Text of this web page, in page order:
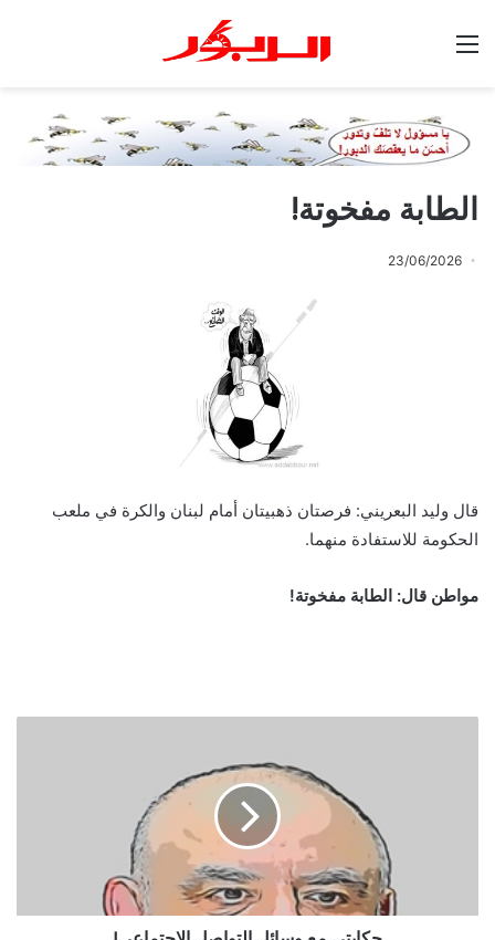
الطابة مفخوتة!
23/06/2026
قال وليد البعريني: فرصتان ذهبيتان أمام لبنان والكرة في ملعب
الحكومة للاستفادة منهما.
مواطن قال: الطابة مفخوتة!